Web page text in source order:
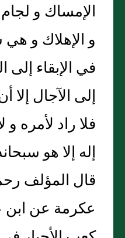
الإمساك و
و الإهلاك و هي
في الإبقاء إلى
إلى الآجال إلا
فلا راد لأمره
إله إلا هو
قال المؤلف
عكرمة عن